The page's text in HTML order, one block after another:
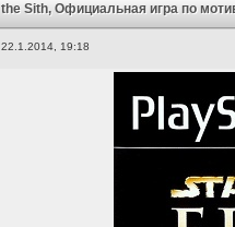
Sith, Официальная игра по
22.1.2014, 19:18